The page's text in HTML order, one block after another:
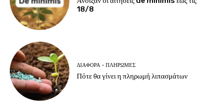
18/8
ΔΙΆΦΟΡΑ - ΠΛΗΡΩΜΈΣ
Πότε θα γίνει η πληρωμή λιπασμάτων